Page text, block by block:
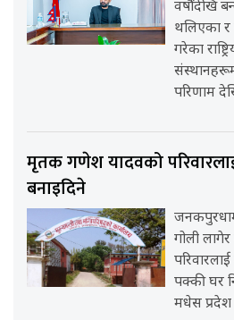
वर्षौंदेखि
थलिएका र
गरेका
परिणाम
मृतक गणेश यादवको
बनाइदिने
गोली
पक्की घर
मधेस प्रदेश